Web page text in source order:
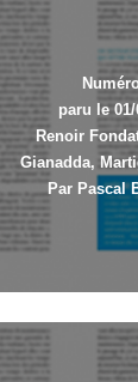
paru le 01/
Renoir
Gianadda,
Par Pascal